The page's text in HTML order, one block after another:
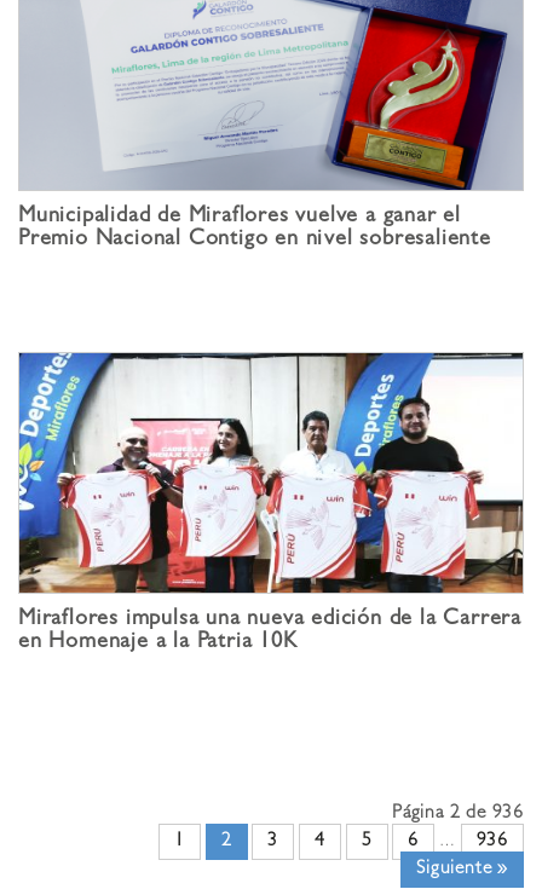
Municipalidad de Miraflores vuelve a ganar el
Premio Nacional Contigo en nivel sobresaliente
Miraflores impulsa una nueva edición de la Carrera
en Homenaje a la Patria 10K
Página 2 de 936
1
2 3 4 5 6 …
936
Siguiente »